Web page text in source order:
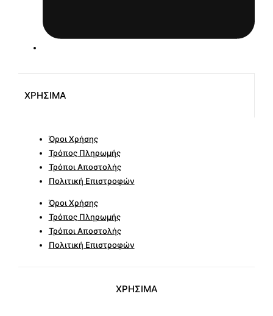
ΧΡΗΣΙΜΑ
Όροι Χρήσης
Τρόπος Πληρωμής
Τρόποι Αποστολής
Πολιτική Επιστροφών
Όροι Χρήσης
Τρόπος Πληρωμής
Τρόποι Αποστολής
Πολιτική Επιστροφών
ΧΡΗΣΙΜΑ